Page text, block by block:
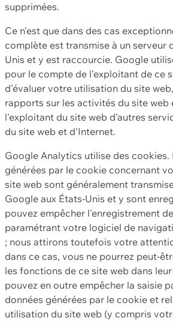
supprimées.
Ce n'est que dans des cas
complète est transmise à un serveur
Unis et y est raccourcie. Google
pour le compte de l'exploitant de ce
d'évaluer votre utilisation du site
rapports sur les activités du site web
l'exploitant du site web d'autres
du site web et d'Internet.
Google Analytics utilise des cookies.
générées par le cookie concernant
site web sont généralement
Google aux États-Unis et y sont
pouvez empêcher l'enregistrement
paramétrant votre logiciel de
; nous attirons toutefois votre
dans ce cas, vous ne pourrez peut-
les fonctions de ce site web dans
pouvez en outre empêcher la saisie
données générées par le cookie et
utilisation du site web (y compris